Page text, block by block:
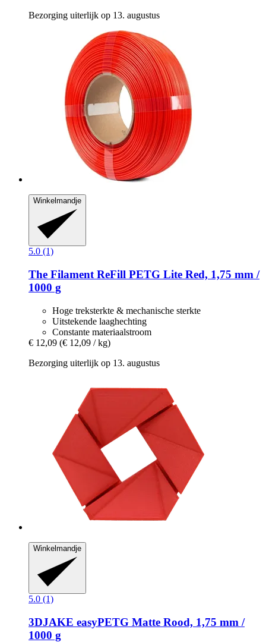
Bezorging uiterlijk op 13. augustus
Winkelmandje
5.0 (1)
The Filament ReFill PETG Lite Red, 1,75 mm /
1000 g
Hoge treksterkte & mechanische sterkte
Uitstekende laaghechting
Constante materiaalstroom
€ 12,09 (€ 12,09 / kg)
Bezorging uiterlijk op 13. augustus
Winkelmandje
5.0 (1)
3DJAKE easyPETG Matte Rood, 1,75 mm /
1000 g